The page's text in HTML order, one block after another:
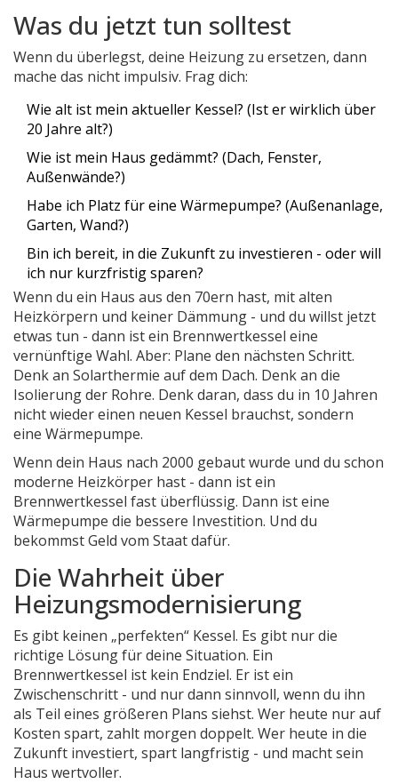
Was du jetzt tun solltest
Wenn du überlegst, deine Heizung zu ersetzen, dann
mache das nicht impulsiv. Frag dich:
Wie alt ist mein aktueller Kessel? (Ist er wirklich über
20 Jahre alt?)
Wie ist mein Haus gedämmt? (Dach, Fenster,
Außenwände?)
Habe ich Platz für eine Wärmepumpe? (Außenanlage,
Garten, Wand?)
Bin ich bereit, in die Zukunft zu investieren - oder will
ich nur kurzfristig sparen?
Wenn du ein Haus aus den 70ern hast, mit alten
Heizkörpern und keiner Dämmung - und du willst jetzt
etwas tun - dann ist ein Brennwertkessel eine
vernünftige Wahl. Aber: Plane den nächsten Schritt.
Denk an Solarthermie auf dem Dach. Denk an die
Isolierung der Rohre. Denk daran, dass du in 10 Jahren
nicht wieder einen neuen Kessel brauchst, sondern
eine Wärmepumpe.
Wenn dein Haus nach 2000 gebaut wurde und du schon
moderne Heizkörper hast - dann ist ein
Brennwertkessel fast überflüssig. Dann ist eine
Wärmepumpe die bessere Investition. Und du
bekommst Geld vom Staat dafür.
Die Wahrheit über
Heizungsmodernisierung
Es gibt keinen „perfekten“ Kessel. Es gibt nur die
richtige Lösung für deine Situation. Ein
Brennwertkessel ist kein Endziel. Er ist ein
Zwischenschritt - und nur dann sinnvoll, wenn du ihn
als Teil eines größeren Plans siehst. Wer heute nur auf
Kosten spart, zahlt morgen doppelt. Wer heute in die
Zukunft investiert, spart langfristig - und macht sein
Haus wertvoller.